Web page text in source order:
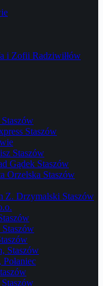
i Zofii Radziwiłłów
Staszów
Staszów
Gądek Staszów
Orzelska Staszów
Z. Drzymalski Staszów
Staszów